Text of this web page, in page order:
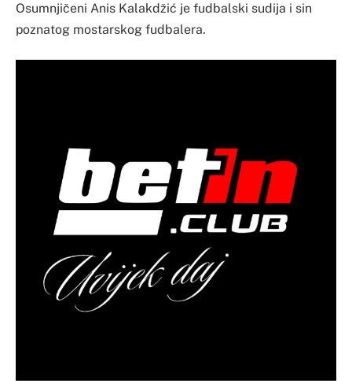
Osumnjičeni Anis Kalakdžić je fudbalski sudija i sin
poznatog mostarskog fudbalera.